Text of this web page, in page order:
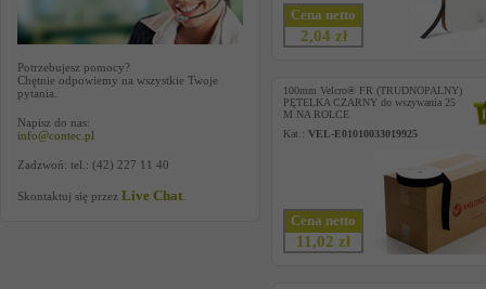
Potrzebujesz pomocy?
Chętnie odpowiemy na wszystkie Twoje
pytania.
Napisz do nas:
info@contec.pl
Zadzwoń: tel.: (42) 227 11 40
Skontaktuj się przez Live Chat
Cena netto
2,04 zł
100mm Velcro® FR (TRUDNOPALNY)
PĘTELKA CZARNY do wszywania 25
M NA ROLCE
Kat.: VEL-E01010033019925
Cena netto
11,02 zł